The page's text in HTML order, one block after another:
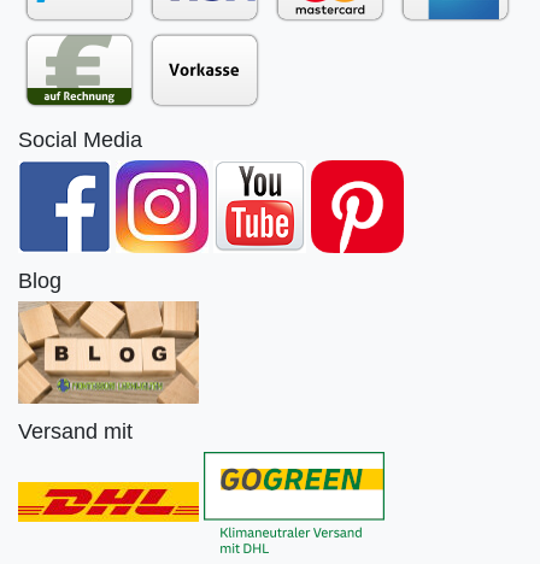
Social Media
Blog
Versand mit